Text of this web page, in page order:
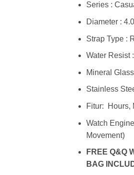
Series :
Diameter :
Strap Type :
Water Resist
Mineral Glass
Stainless
Fitur: Hours,
Watch
Movement)
FREE Q&Q
BAG